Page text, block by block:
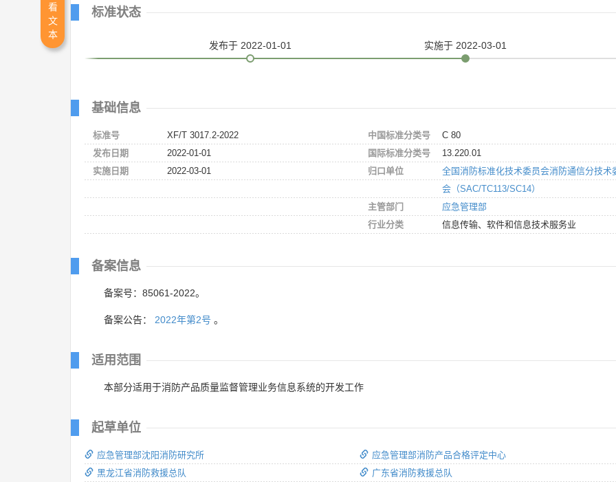
标准状态
发布于 2022-01-01 实施于 2022-03-01
基础信息
标准号
XF/T 3017.2-2022
发布日期
2022-01-01
实施日期
2022-03-01
中国标准分类号
C 80
国际标准分类号
13.220.01
归口单位
全国消防标准化技术委员会消防通信分技术
会（SAC/TC113/SC14）
主管部门
应急管理部
行业分类
信息传输、软件和信息技术服务业
备案信息
备案号：85061-2022。
备案公告： 2022年第2号 。
适用范围
本部分适用于消防产品质量监督管理业务信息系统的开发工作
起草单位
应急管理部沈阳消防研究所
黑龙江省消防救援总队
应急管理部消防产品合格评定中心
广东省消防救援总队
看
文
本